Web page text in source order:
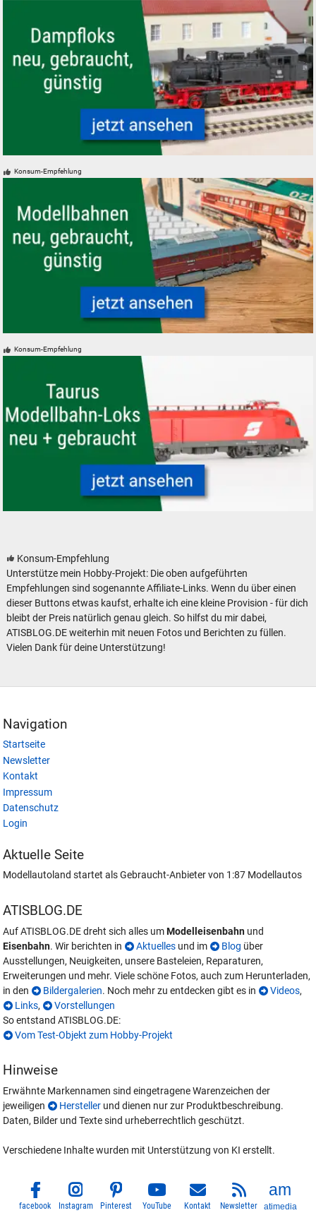
Konsum-Empfehlung
Konsum-Empfehlung
Konsum-Empfehlung
Unterstütze mein Hobby-Projekt: Die oben aufgeführten
Empfehlungen sind sogenannte Affiliate-Links. Wenn du über einen
dieser Buttons etwas kaufst, erhalte ich eine kleine Provision - für dich
bleibt der Preis natürlich genau gleich. So hilfst du mir dabei,
ATISBLOG.DE weiterhin mit neuen Fotos und Berichten zu füllen.
Vielen Dank für deine Unterstützung!
Navigation
Startseite
Newsletter
Kontakt
Impressum
Datenschutz
Login
Aktuelle Seite
Modellautoland startet als Gebraucht-Anbieter von 1:87 Modellautos
ATISBLOG.DE
Auf ATISBLOG.DE dreht sich alles umModelleisenbahn und
Eisenbahn. Wir berichten in Aktuelles und im Blog über
Ausstellungen, Neuigkeiten, unsere Basteleien, Reparaturen,
Erweiterungen und mehr. Viele schöne Fotos, auch zum Herunterladen,
in den
Bildergalerien. Noch mehr zu entdecken gibt es in Videos,
Links,
Vorstellungen
So entstand ATISBLOG.DE:
Vom Test-Objekt zum Hobby-Projekt
Hinweise
Erwähnte Markennamen sind eingetragene Warenzeichen der
jeweiligen
Hersteller und dienen nur zur Produktbeschreibung.
Daten, Bilder und Texte sind urheberrechtlich geschützt.
Verschiedene Inhalte wurden mit Unterstützung von KI erstellt.
facebook Instagram Pinterest YouTube Kontakt Newsletter atimedia